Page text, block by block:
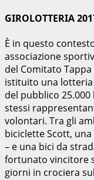
GIROLOTTERIA
È in questo
associazione
del Comitato
istituito una
del pubblico
stessi
volontari. Tra gli
biciclette Scott,
– e una bici da
fortunato vincitore
giorni in crociera